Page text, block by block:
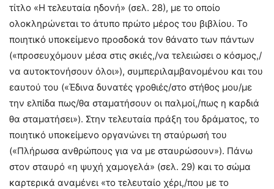
τίτλο «Η τελευταία ηδονή» (σελ. 28), με το οποίο
ολοκληρώνεται το άτυπο πρώτο μέρος του βιβλίου. Το
ποιητικό υποκείμενο προσδοκά τον θάνατο των πάντων
(«προσευχόμουν μέσα στις σκιές,/να τελειώσει ο κόσμος,/
να αυτοκτονήσουν όλοι»), συμπεριλαμβανομένου και του
εαυτού του («Έδινα δυνατές γροθιές/στο στήθος μου/με
την ελπίδα πως/θα σταματήσουν οι παλμοί,/πως η καρδιά
θα σταματήσει»). Στην τελευταία πράξη του δράματος, το
ποιητικό υποκείμενο οργανώνει τη σταύρωσή του
(«Πλήρωσα ανθρώπους για να με σταυρώσουν»). Πάνω
στον σταυρό «η ψυχή χαμογελά» (σελ. 29) και το σώμα
καρτερικά αναμένει «το τελευταίο χέρι,/που με το